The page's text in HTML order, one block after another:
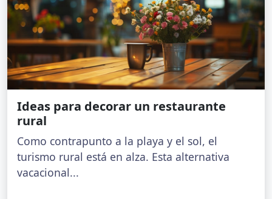
Ideas para decorar un restaurante
rural
Como contrapunto a la playa y el sol, el
turismo rural está en alza. Esta alternativa
vacacional...